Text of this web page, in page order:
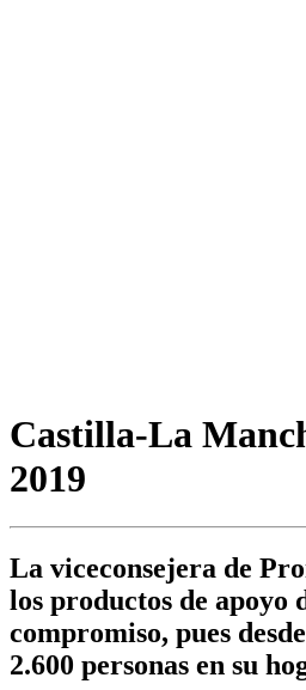
Castilla-La
2019
La viceconsejera de
los productos de apoyo
compromiso, pues
2.600 personas en su